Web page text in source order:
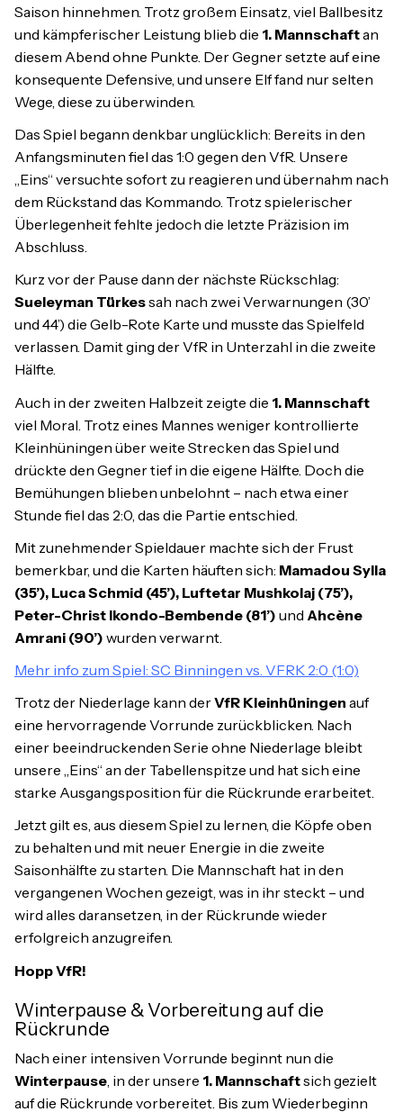
Saison hinnehmen. Trotz großem Einsatz, viel Ballbesitz
und kämpferischer Leistung blieb die 1. Mannschaftan
diesem Abend ohne Punkte. Der Gegner setzte auf eine
konsequente Defensive, und unsere Elf fand nur selten
Wege, diese zu überwinden.
Das Spiel begann denkbar unglücklich: Bereits in den
Anfangsminuten fiel das 1:0 gegen den VfR. Unsere
„Eins“ versuchte sofort zu reagieren und übernahm nach
dem Rückstand das Kommando. Trotz spielerischer
Überlegenheit fehlte jedoch die letzte Präzision im
Abschluss.
Kurz vor der Pause dann der nächste Rückschlag:
Sueleyman Türkessah nach zwei Verwarnungen (30’
und 44’) die Gelb-Rote Karte und musste das Spielfeld
verlassen. Damit ging der VfR in Unterzahl in die zweite
Hälfte.
Auch in der zweiten Halbzeit zeigte die 1. Mannschaft
viel Moral. Trotz eines Mannes weniger kontrollierte
Kleinhüningen über weite Strecken das Spiel und
drückte den Gegner tief in die eigene Hälfte. Doch die
Bemühungen blieben unbelohnt – nach etwa einer
Stunde fiel das 2:0, das die Partie entschied.
Mit zunehmender Spieldauer machte sich der Frust
bemerkbar, und die Karten häuften sich: Mamadou Sylla
(35’), Luca Schmid (45’), Luftetar Mushkolaj (75’),
Peter-Christ Ikondo-Bembende (81’) und Ahcène
Amrani (90’) wurden verwarnt.
Mehr info zum Spiel: SC Binningen vs. VFRK 2:0 (1:0)
Trotz der Niederlage kann derVfR Kleinhüningen auf
eine hervorragende Vorrunde zurückblicken. Nach
einer beeindruckenden Serie ohne Niederlage bleibt
unsere „Eins“ an der Tabellenspitze und hat sich eine
starke Ausgangsposition für die Rückrunde erarbeitet.
Jetzt gilt es, aus diesem Spiel zu lernen, die Köpfe oben
zu behalten und mit neuer Energie in die zweite
Saisonhälfte zu starten. Die Mannschaft hat in den
vergangenen Wochen gezeigt, was in ihr steckt – und
wird alles daransetzen, in der Rückrunde wieder
erfolgreich anzugreifen.
Hopp VfR!
Winterpause & Vorbereitung auf die
Rückrunde
Nach einer intensiven Vorrunde beginnt nun die
Winterpause , in der unsere 1. Mannschaftsich gezielt
auf die Rückrunde vorbereitet. Bis zum Wiederbeginn